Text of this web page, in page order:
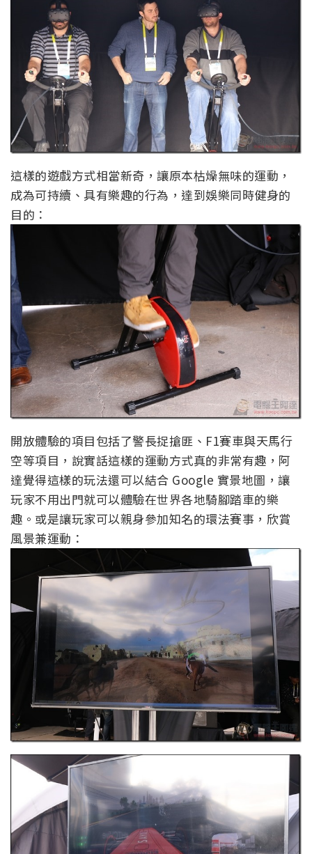
這樣的遊戲方式相當新奇，讓原本枯燥無味的運動，
成為可持續、具有樂趣的行為，達到娛樂同時健身的
目的：
開放體驗的項目包括了警長捉搶匪、F1賽車與天馬行
空等項目，說實話這樣的運動方式真的非常有趣，阿
達覺得這樣的玩法還可以結合 Google 實景地圖，讓
玩家不用出門就可以體驗在世界各地騎腳踏車的樂
趣。或是讓玩家可以親身參加知名的環法賽事，欣賞
風景兼運動：